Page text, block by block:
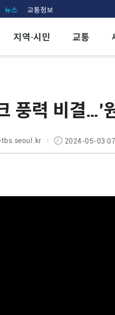
뉴스 교통정보
지역·시민 교통
풍력 비결…'
2024-05-03